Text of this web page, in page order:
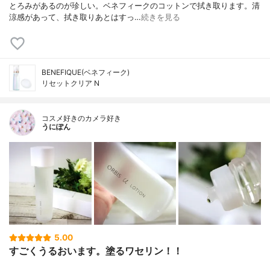
とろみがあるのが珍しい。ベネフィークのコットンで拭き取ります。清
涼感があって、拭き取りあとはすっ…続きを見る
BENEFIQUE(ベネフィーク)
リセットクリア N
コスメ好きのカメラ好き
うにぽん
5.00
すごくうるおいます。塗るワセリン！！